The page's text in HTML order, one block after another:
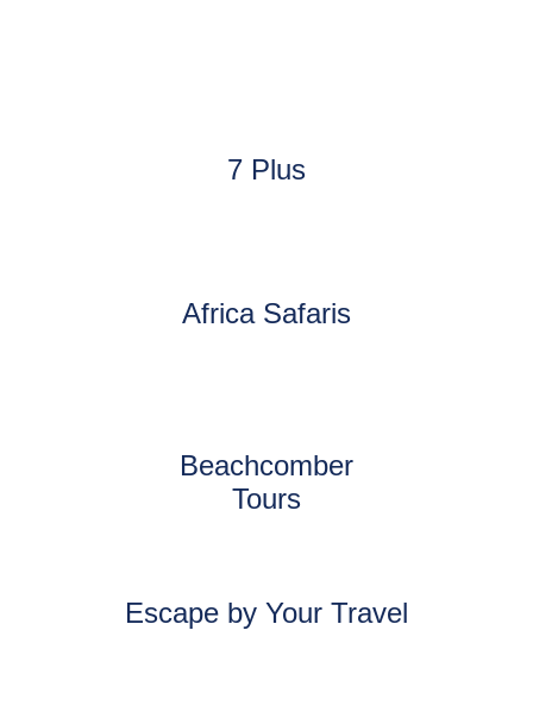
7 Plus
Africa Safaris
Beachcomber
Tours
Escape by Your Travel